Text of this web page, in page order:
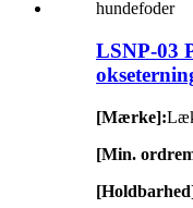
LSNP-03
[Mærke]:
[Min.